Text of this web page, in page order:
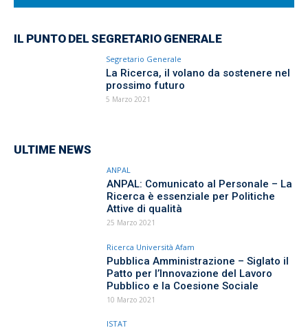
IL PUNTO DEL SEGRETARIO GENERALE
Segretario Generale
La Ricerca, il volano da sostenere nel
prossimo futuro
5 Marzo 2021
ULTIME NEWS
ANPAL
ANPAL: Comunicato al Personale – La
Ricerca è essenziale per Politiche
Attive di qualità
25 Marzo 2021
Ricerca Università Afam
Pubblica Amministrazione – Siglato il
Patto per l’Innovazione del Lavoro
Pubblico e la Coesione Sociale
10 Marzo 2021
ISTAT